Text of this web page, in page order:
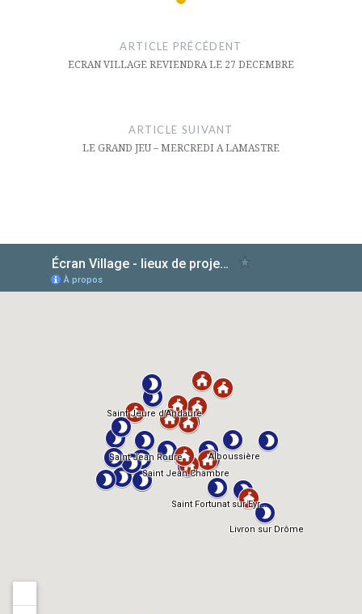
l’article
ARTICLE PRÉCÉDENT
ECRAN VILLAGE REVIENDRA LE 27 DECEMBRE
ARTICLE SUIVANT
LE GRAND JEU – MERCREDI A LAMASTRE